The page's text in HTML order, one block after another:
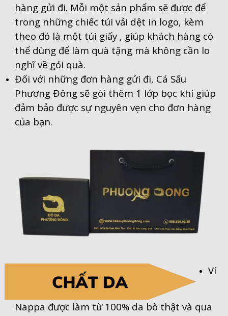
hàng gửi đi. Mỗi một sản phẩm sẽ được để
trong những chiếc túi vải dệt in logo, kèm
theo đó là một túi giấy , giúp khách hàng có
thể dùng để làm quà tặng mà không cần lo
nghĩ về gói quà.
Đối với những đơn hàng gửi đi, Cá Sấu
Phương Đông sẽ gói thêm 1 lớp bọc khí giúp
đảm bảo được sự nguyên vẹn cho đơn hàng
của bạn.
Ví
Nappa được làm từ 100% da bò thật và qua